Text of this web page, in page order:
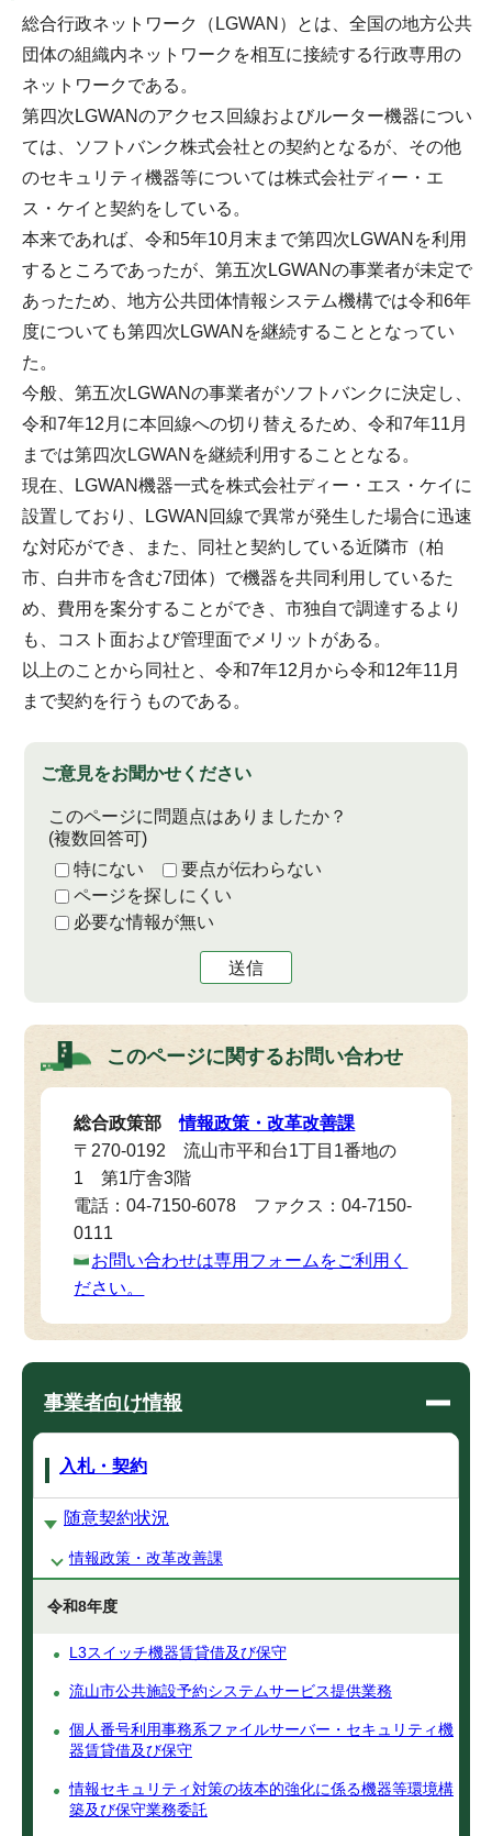
総合行政ネットワーク（LGWAN）とは、全国の地方公共
団体の組織内ネットワークを相互に接続する行政専用の
ネットワークである。
第四次LGWANのアクセス回線およびルーター機器につい
ては、ソフトバンク株式会社との契約となるが、その他
のセキュリティ機器等については株式会社ディー・エ
ス・ケイと契約をしている。
本来であれば、令和5年10月末まで第四次LGWANを利用
するところであったが、第五次LGWANの事業者が未定で
あったため、地方公共団体情報システム機構では令和6年
度についても第四次LGWANを継続することとなってい
た。
今般、第五次LGWANの事業者がソフトバンクに決定し、
令和7年12月に本回線への切り替えるため、令和7年11月
までは第四次LGWANを継続利用することとなる。
現在、LGWAN機器一式を株式会社ディー・エス・ケイに
設置しており、LGWAN回線で異常が発生した場合に迅速
な対応ができ、また、同社と契約している近隣市（柏
市、白井市を含む7団体）で機器を共同利用しているた
め、費用を案分することができ、市独自で調達するより
も、コスト面および管理面でメリットがある。
以上のことから同社と、令和7年12月から令和12年11月
まで契約を行うものである。
ご意見をお聞かせください
このページに問題点はありましたか？
(複数回答可)
特にない
要点が伝わらない
ページを探しにくい
必要な情報が無い
送信
このページに関するお問い合わせ
総合政策部情報政策・改革改善課
〒270-0192 流山市平和台1丁目1番地の
1 第1庁舎3階
電話：04-7150-6078 ファクス：04-7150-
0111
お問い合わせは専用フォームをご利用く
ださい。
事業者向け情報
入札・契約
随意契約状況
情報政策・改革改善課
令和8年度
L3スイッチ機器賃貸借及び保守
流山市公共施設予約システムサービス提供業務
個人番号利用事務系ファイルサーバー・セキュリティ機
器賃貸借及び保守
情報セキュリティ対策の抜本的強化に係る機器等環境構
築及び保守業務委託